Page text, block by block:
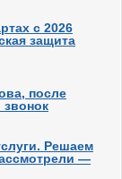
с 2026
защита
после
Решаем
—